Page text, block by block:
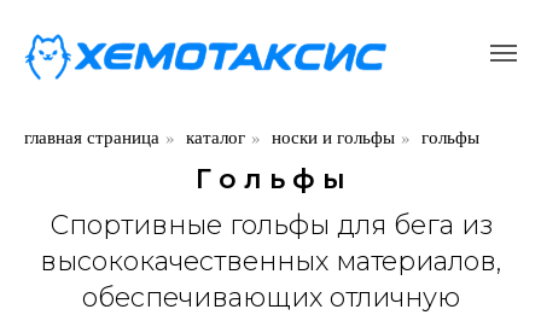
главная страница » каталог » носки и гольфы » гольфы
Г о л ь ф ы
Спортивные гольфы для бега из
высококачественных материалов,
обеспечивающих отличную